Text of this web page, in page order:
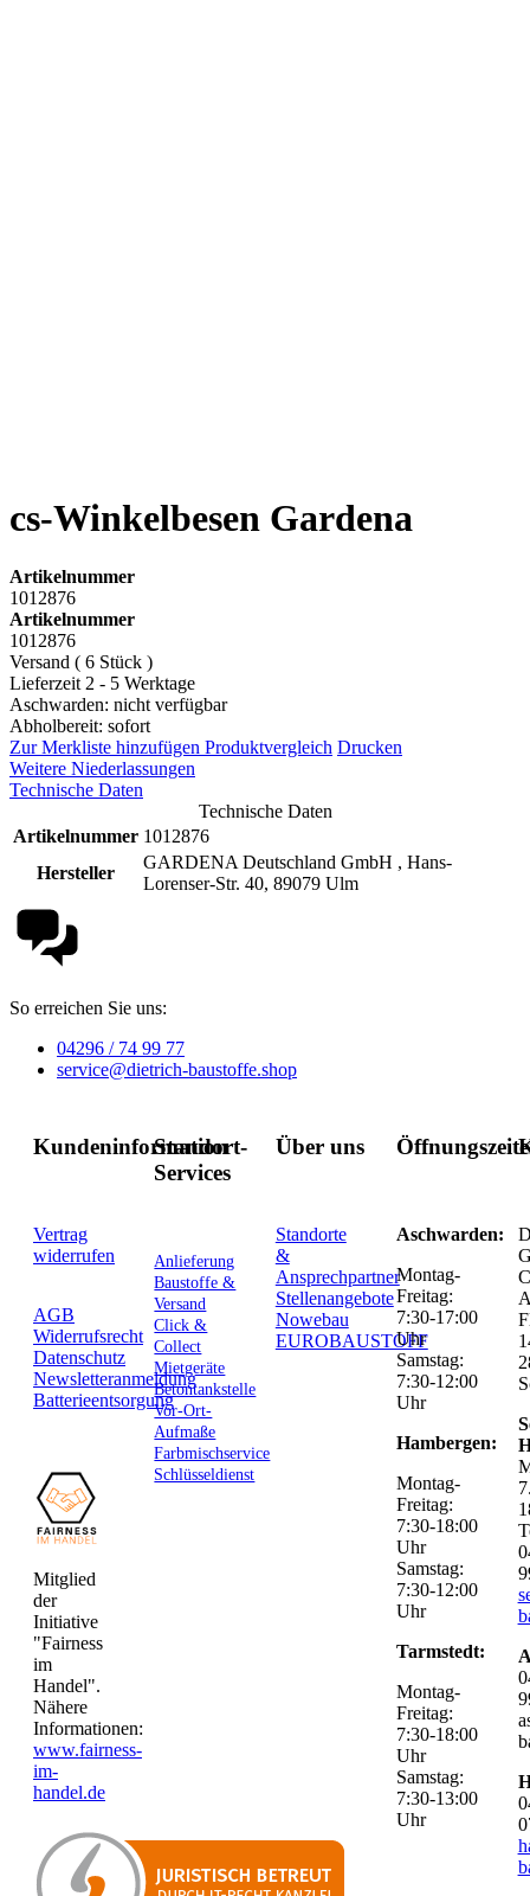
cs-Winkelbesen Gardena
Artikelnummer
1012876
Artikelnummer
1012876
Versand ( 6 Stück )
Lieferzeit 2 - 5 Werktage
Aschwarden: nicht verfügbar
Abholbereit: sofort
Zur Merkliste hinzufügen Produktvergleich Drucken
Weitere Niederlassungen
Technische Daten
Technische Daten
Artikelnummer 1012876
Hersteller
GARDENA Deutschland GmbH , Hans-
Lorenser-Str. 40, 89079 Ulm
So erreichen Sie uns:
04296 / 74 99 77
service@dietrich-baustoffe.shop
Kundeninformation
Vertrag
widerrufen
AGB
Widerrufsrecht
Datenschutz
Newsletteranmeldung
Batterieentsorgung
Mitglied
der
Initiative
"Fairness
im
Handel".
Nähere
Informationen:
www.fairness-
im-
handel.de
Standort-
Services
Anlieferung
Baustoffe &
Versand
Click &
Collect
Mietgeräte
Betontankstelle
Vor-Ort-
Aufmaße
Farbmischservice
Schlüsseldienst
Über uns
Standorte
&
Ansprechpartner
Stellenangebote
Nowebau
EUROBAUSTOFF
Aschwarden:
Montag-
Freitag:
7:30-17:00
Uhr
Samstag:
7:30-12:00
Uhr
Hambergen:
Montag-
Freitag:
7:30-18:00
Uhr
Samstag:
7:30-12:00
Uhr
Tarmstedt:
Montag-
Freitag:
7:30-18:00
Uhr
Samstag:
7:30-13:00
Uhr